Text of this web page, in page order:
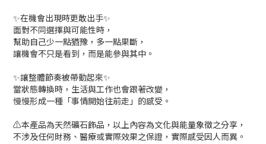
✨在機會出現時更敢出手✨
面對不同選擇與可能性時，
幫助自己少一點猶豫，多一點果斷，
讓機會不只是看到，而是能參與其中。
✨讓整體節奏被帶動起來✨
當狀態轉換時，生活與工作也會跟著改變，
慢慢形成一種「事情開始往前走」的感受。
⚠️本產品為天然礦石飾品，以上內容為文化與能量象徵之分享，
不涉及任何財務、醫療或實際效果之保證，實際感受因人而異。